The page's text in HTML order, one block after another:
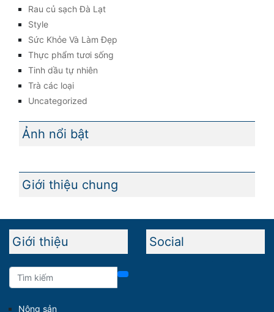
Rau củ sạch Đà Lạt
Style
Sức Khỏe Và Làm Đẹp
Thực phẩm tươi sống
Tinh dầu tự nhiên
Trà các loại
Uncategorized
Ảnh nổi bật
Giới thiệu chung
Giới thiệu
Nông sản
Social